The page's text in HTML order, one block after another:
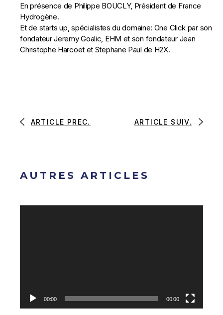
En présence de Philippe BOUCLY, Président de France
Hydrogène.
Et de starts up, spécialistes du domaine: One Click par son
fondateur Jeremy Goalic, EHM et son fondateur Jean
Christophe Harcoet et Stephane Paul de H2X.
ARTICLE PREC. ARTICLE SUIV.
AUTRES ARTICLES
00:00 00:00